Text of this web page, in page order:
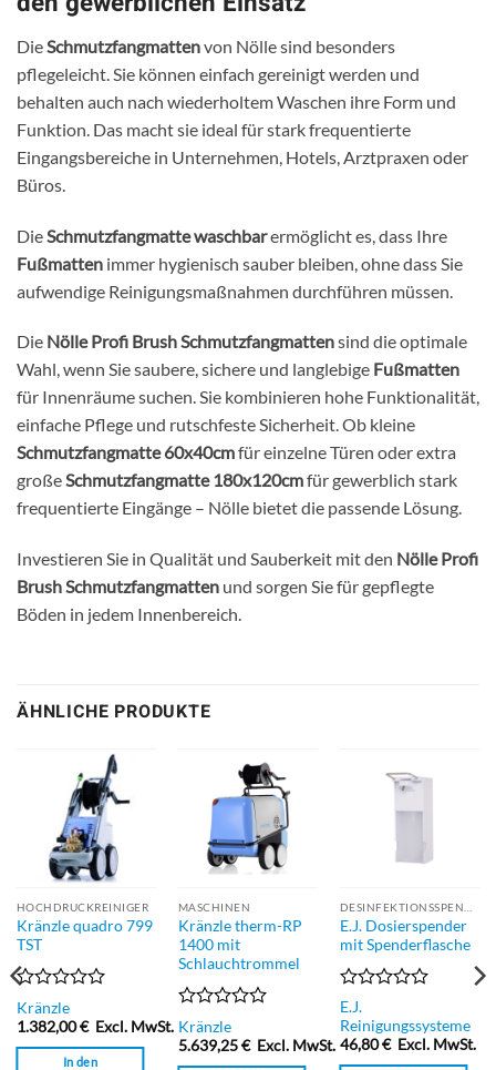
Die Schmutzfangmattenvon Nölle sind besonders
pflegeleicht. Sie können einfach gereinigt werden und
behalten auch nach wiederholtem Waschen ihre Form und
Funktion. Das macht sie ideal für stark frequentierte
Eingangsbereiche in Unternehmen, Hotels, Arztpraxen oder
Büros.
Die Schmutzfangmatte waschbarermöglicht es, dass Ihre
Fußmatten immer hygienisch sauber bleiben, ohne dass Sie
aufwendige Reinigungsmaßnahmen durchführen müssen.
Die Nölle Profi Brush Schmutzfangmattensind die optimale
Wahl, wenn Sie saubere, sichere und langlebige Fußmatten
für Innenräume suchen. Sie kombinieren hohe Funktionalität,
einfache Pflege und rutschfeste Sicherheit. Ob kleine
Schmutzfangmatte 60x40cmfür einzelne Türen oder extra
großeSchmutzfangmatte 180x120cmfür gewerblich stark
frequentierte Eingänge – Nölle bietet die passende Lösung.
Investieren Sie in Qualität und Sauberkeit mit den Nölle Profi
Brush Schmutzfangmatten und sorgen Sie für gepflegte
Böden in jedem Innenbereich.
ÄHNLICHE PRODUKTE
HOCHDRUCKREINIGER
Kränzle quadro 799
TST
Bewertet
mit
0
Kränzle
1.382,00€ Excl. MwSt.
In den
MASCHINEN
Kränzle therm-RP
1400 mit
Schlauchtrommel
Bewertet
mit
0
Kränzle
5.639,25€ Excl. MwSt.
E.J. Dosierspender
mit Spenderflasche
Bewertet
mit
0
von
E.J.
Reinigungssysteme
46,80€ Excl. MwSt.